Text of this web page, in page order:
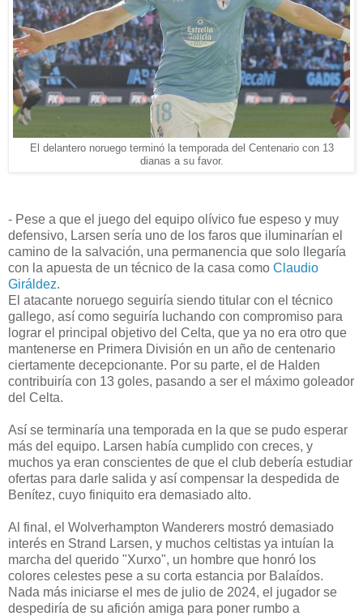
El delantero noruego terminó la temporada del Centenario con 13
dianas a su favor.
- Pese a que el juego del equipo olívico fue espeso y muy
defensivo, Larsen sería uno de los faros que iluminarían el
camino de la salvación, una permanencia que solo llegaría
con la apuesta de un técnico de la casa como Claudio
Giráldez.
El atacante noruego seguiría siendo titular con el técnico
gallego, así como seguiría luchando con compromiso para
lograr el principal objetivo del Celta, que ya no era otro que
mantenerse en Primera División en un año de centenario
ciertamente decepcionante. Por su parte, el de Halden
contribuiría con 13 goles, pasando a ser el máximo goleador
del Celta.
Así se terminaría una temporada en la que se pudo esperar
más del equipo. Larsen había cumplido con creces, y
muchos ya eran conscientes de que el club debería estudiar
ofertas para darle salida y así compensar la despedida de
Benítez, cuyo finiquito era demasiado alto.
Al final, el Wolverhampton Wanderers mostró demasiado
interés en Strand Larsen, y muchos celtistas ya intuían la
marcha del querido "Xurxo", un hombre que honró los
colores celestes pese a su corta estancia por Balaídos.
Nada más iniciarse el mes de julio de 2024, el jugador se
despediría de su afición amiga para poner rumbo a